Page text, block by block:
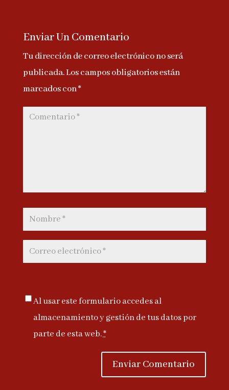
Enviar Un Comentario
Tu dirección de correo electrónico no será
publicada.Los campos obligatorios están
marcados con*
Al usar este formulario accedes al
almacenamiento y gestión de tus datos por
parte de esta web.*